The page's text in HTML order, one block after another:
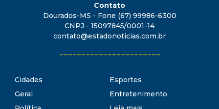
Contato
Dourados-MS - Fone (67) 99986-6300
CNPJ - 15097845/0001-14
contato@estadonoticias.com.br
Cidades
Geral
Esportes
Entretenimento